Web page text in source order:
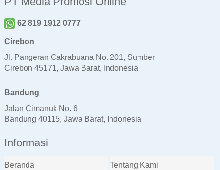
62 819 1912 0777
Cirebon
Jl. Pangeran Cakrabuana No. 201, Sumber
Cirebon 45171, Jawa Barat, Indonesia
Bandung
Jalan Cimanuk No. 6
Bandung 40115, Jawa Barat, Indonesia
Informasi
Beranda Tentang Kami